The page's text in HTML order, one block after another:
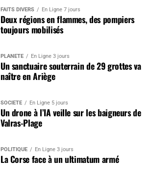
FAITS DIVERS En Ligne 7 jours
Deux régions en flammes, des pompiers
toujours mobilisés
PLANÈTE En Ligne 3 jours
Un sanctuaire souterrain de 29 grottes va
naître en Ariège
SOCIÉTÉ En Ligne 5 jours
Un drone à l’IA veille sur les baigneurs de
Valras-Plage
POLITIQUE En Ligne 3 jours
La Corse face à un ultimatum armé